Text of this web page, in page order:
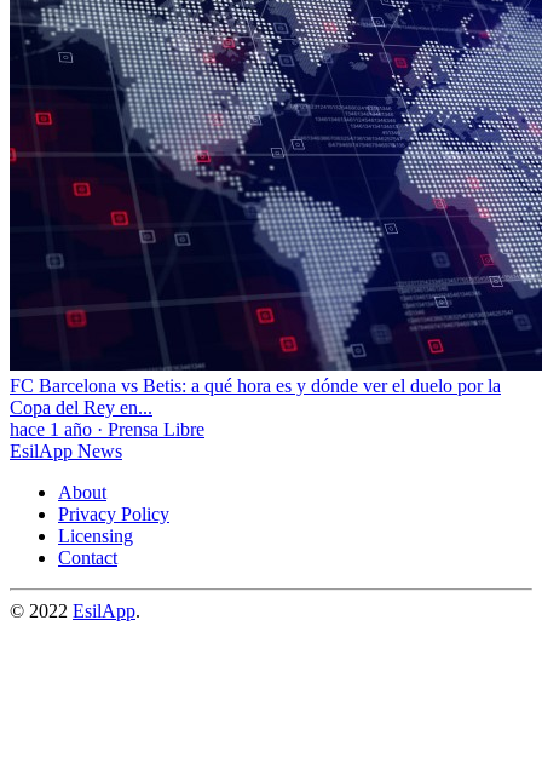
FC Barcelona vs Betis: a qué hora es y dónde ver el duelo por la
Copa del Rey en...
hace 1 año · Prensa Libre
EsilApp News
About
Privacy Policy
Licensing
Contact
© 2022 EsilApp.